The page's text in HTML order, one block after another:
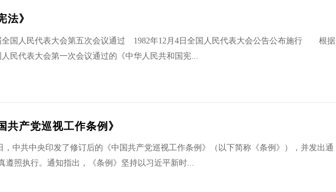
法》
全国人民代表大会第五次会议通过 1982年12月4日全国人民代表大会公告公布施行 根据
民代表大会第一次会议通过的《中华人民共和国宪...
共产党巡视工作条例》
，中共中央印发了修订后的《中国共产党巡视工作条例》（以下简称《条例》），并发出通
遵照执行。通知指出，《条例》坚持以习近平新时...